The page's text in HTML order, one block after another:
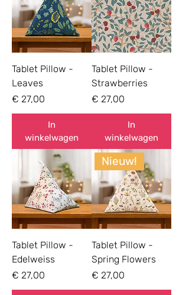
Tablet Pillow -
Leaves
Prijs
€ 27,00
In
winkelwagen
Tablet Pillow -
Strawberries
Prijs
€ 27,00
In
winkelwagen
Tablet Pillow -
Edelweiss
Prijs
€ 27,00
Nieuw!
Tablet Pillow -
Spring Flowers
Prijs
€ 27,00